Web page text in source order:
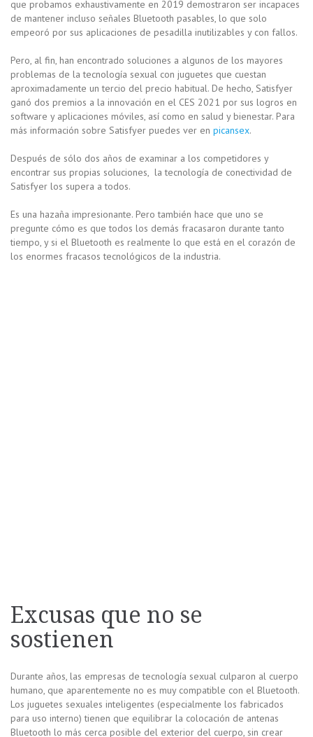
que probamos exhaustivamente en 2019 demostraron ser incapaces
de mantener incluso señales Bluetooth pasables, lo que solo
empeoró por sus aplicaciones de pesadilla inutilizables y con fallos.
Pero, al fin, han encontrado soluciones a algunos de los mayores
problemas de la tecnología sexual con juguetes que cuestan
aproximadamente un tercio del precio habitual. De hecho, Satisfyer
ganó dos premios a la innovación en el CES 2021 por sus logros en
software y aplicaciones móviles, así como en salud y bienestar. Para
más información sobre Satisfyer puedes ver en picansex.
Después de sólo dos años de examinar a los competidores y
encontrar sus propias soluciones, la tecnología de conectividad de
Satisfyer los supera a todos.
Es una hazaña impresionante. Pero también hace que uno se
pregunte cómo es que todos los demás fracasaron durante tanto
tiempo, y si el Bluetooth es realmente lo que está en el corazón de
los enormes fracasos tecnológicos de la industria.
Excusas que no se
sostienen
Durante años, las empresas de tecnología sexual culparon al cuerpo
humano, que aparentemente no es muy compatible con el Bluetooth.
Los juguetes sexuales inteligentes (especialmente los fabricados
para uso interno) tienen que equilibrar la colocación de antenas
Bluetooth lo más cerca posible del exterior del cuerpo, sin crear